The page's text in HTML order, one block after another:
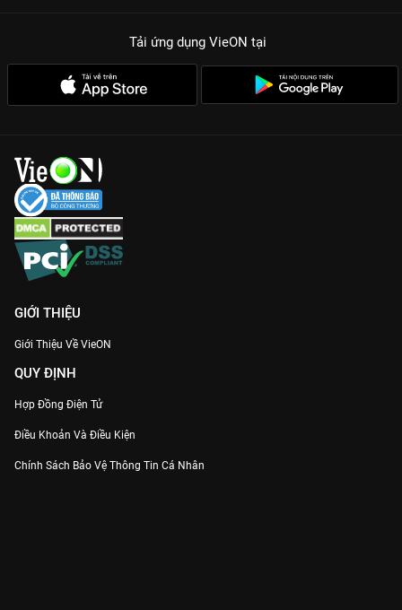
Tải ứng dụng VieON tại
GIỚI THIỆU
Giới Thiệu Về VieON
QUY ĐỊNH
Hợp Đồng Điện Tử
Điều Khoản Và Điều Kiện
Chính Sách Bảo Vệ Thông Tin Cá Nhân